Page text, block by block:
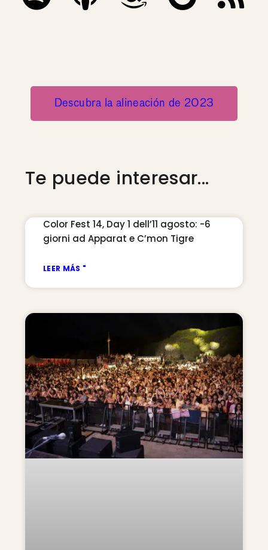
Descubra la alineación de 2023
Te puede interesar...
Color Fest 14, Day 1 dell’11 agosto: -6
giorni ad Apparat e C’mon Tigre
LEER MÁS "